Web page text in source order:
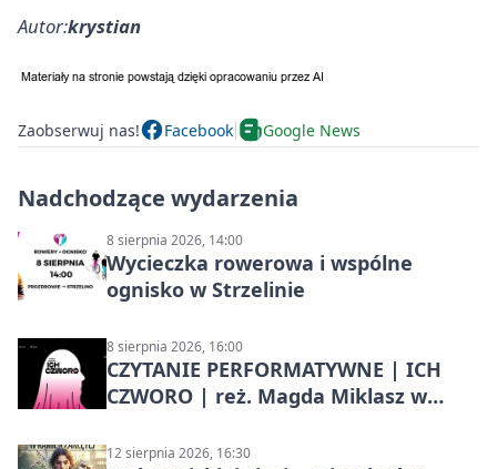
Autor:krystian
Zaobserwuj nas! Facebook Google News
Nadchodzące wydarzenia
8 sierpnia 2026, 14:00
Wycieczka rowerowa i wspólne
ognisko w Strzelinie
8 sierpnia 2026, 16:00
CZYTANIE PERFORMATYWNE | ICH
CZWORO | reż. Magda Miklasz w
12 sierpnia 2026, 16:30